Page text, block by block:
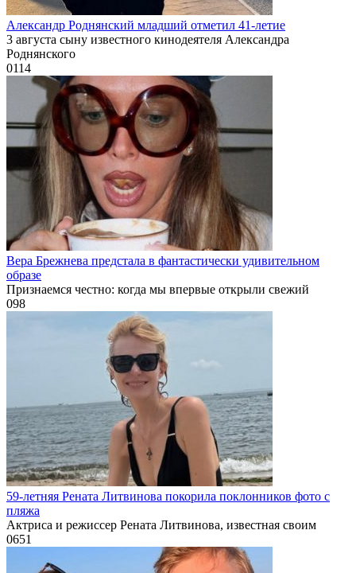
Александр Роднянский младший отметил 41-летие
3 августа сыну известного кинодеятеля Александра
Роднянского
0114
Вера Брежнева предстала в фантастически удивительном
образе
Признаемся честно: когда мы впервые открыли свежий
098
59-летняя Рената Литвинова покорила поклонников фото с
пляжа
Актриса и режиссер Рената Литвинова, известная своим
0651